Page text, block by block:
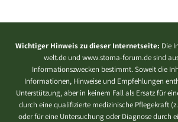
Wichtiger Hinweis zu dieser Internetseite: Die
welt.de und www.stoma-forum.de sind
Informationszwecken bestimmt. Soweit die
Informationen, Hinweise und Empfehlungen
Unterstützung, aber in keinem Fall als Ersatz für
durch eine qualifizierte medizinische Pflegekraft
oder für eine Untersuchung oder Diagnose durch